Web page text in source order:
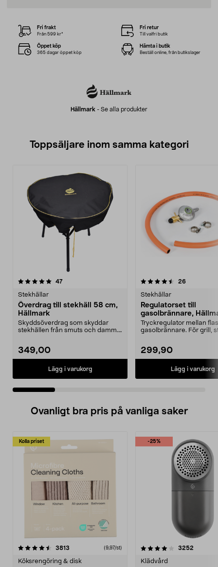
Hällmark - Se alla produkter
Fri frakt
Från 599 kr*
Fri retur
Till valfri butik
Öppet köp
365 dagar öppet köp
Hämta i butik
Beställ online, från butikslager
Toppsäljare inom samma kategori
47recensioner
Stekhällar
Överdrag till stekhäll 58 cm,
Hällmark
Skyddsöverdrag som skyddar
stekhällen från smuts och damm.
349,00
Lägg i varukorg
4.5 av 5 stjärnor 26recensioner
Stekhällar
Regulatorset till
gasolbrännare,
Tryckregulator mellan
gasolbrännare. För grill,
299,90
Lägg i varukorg
4.5 av 5 stjärnor
Ovanligt bra pris på vanliga saker
Kolla priset
3813 (9,97/st)
Köksrengöring & disk
-25%
4.0av 5 stjärnor 3252
Klädvård
4.5av 5 stjärnor